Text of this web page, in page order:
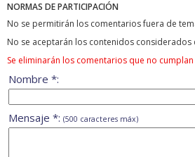
NORMAS DE PARTICIPACIÓN
No se permitirán los comentarios fuera de
No se aceptarán los contenidos
Se eliminarán los comentarios que no
Nombre *:
Mensaje *: (500 caracteres máx)